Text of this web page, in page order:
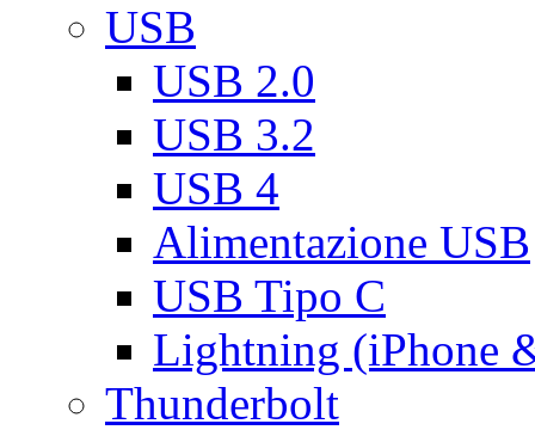
USB
USB 2.0
USB 3.2
USB 4
Alimentazione USB
USB Tipo C
Lightning (iPhone
Thunderbolt